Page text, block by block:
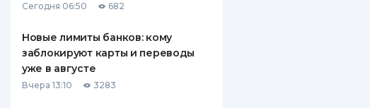
Сегодня 06:50 682
Новые лимиты банков: кому
заблокируют карты и переводы
уже в августе
Вчера 13:10 3283